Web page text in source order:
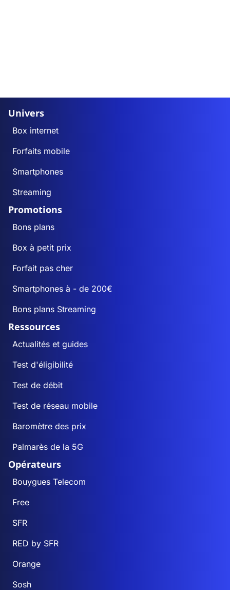
Univers
Box internet
Forfaits mobile
Smartphones
Streaming
Promotions
Bons plans
Box à petit prix
Forfait pas cher
Smartphones à - de 200€
Bons plans Streaming
Ressources
Actualités et guides
Test d'éligibilité
Test de débit
Test de réseau mobile
Baromètre des prix
Palmarès de la 5G
Opérateurs
Bouygues Telecom
Free
SFR
RED by SFR
Orange
Sosh